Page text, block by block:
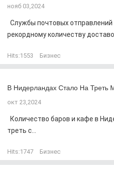
нояб 03,2024
Службы почтовых отправлений
рекордному количеству
Hits:1553 Бизнес
В Нидерландах Стало На
окт 23,2024
Количество баров и кафе в
треть с...
Hits:1747 Бизнес